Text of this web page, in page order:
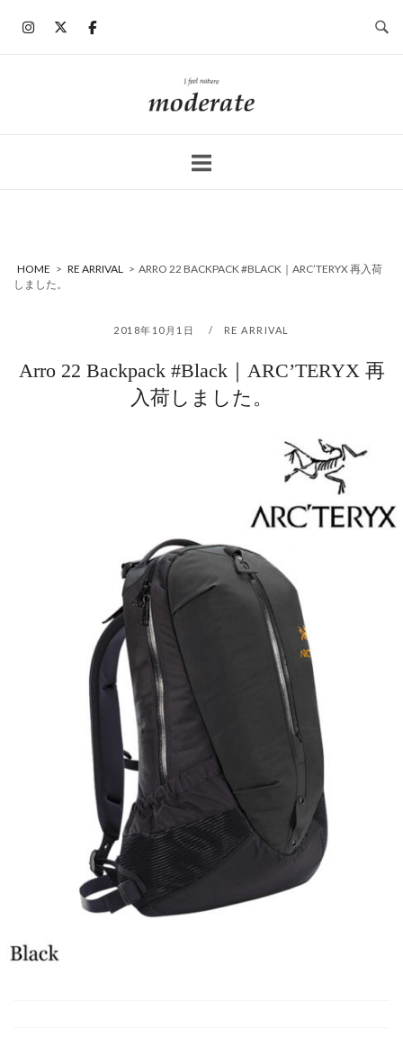
ホ
ー
HOME > RE ARRIVAL > ARRO 22 BACKPACK #BLACK｜ARC’TERYX 再入荷
しました。
2018年10月1日 RE ARRIVAL
Arro 22 Backpack #Black｜ARC’TERYX 再
入荷しました。